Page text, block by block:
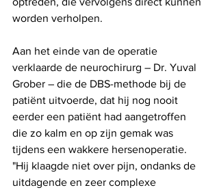
worden verholpen.
Aan het einde van de operatie
verklaarde de neurochirurg – Dr. Yuval
Grober – die de DBS-methode bij de
patiënt uitvoerde, dat hij nog nooit
eerder een patiënt had aangetroffen
die zo kalm en op zijn gemak was
tijdens een wakkere hersenoperatie.
"Hij klaagde niet over pijn, ondanks de
uitdagende en zeer complexe